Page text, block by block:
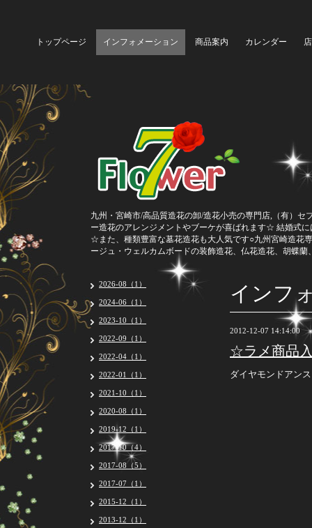
トップページ インフォメーション 商品案内 カレンダー
九州・宮崎市/高品質造花の卸/造花小売の専門店,（有）
ー造花のアレンジメントやブーケが喜ばれます☆ 結婚式
☆また、種類豊富な墓花造花も大人気です○九州宮崎造花
ージュ・ウェルカムボードの装飾造花、仏花造花、胡蝶蘭
インフ
2012-12-07 14:14:00
☆ラメ商品
ダイヤモンドアン
2026-08（1）
2024-06（1）
2023-10（1）
2022-09（1）
2022-04（1）
2022-01（1）
2021-10（1）
2020-08（1）
2019-12（1）
2017-10（4）
2017-08（5）
2017-07（1）
2015-12（1）
2013-12（1）